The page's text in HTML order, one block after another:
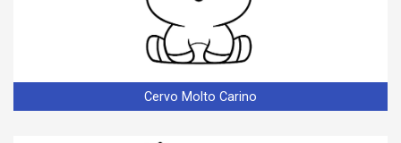
Cervo Molto Carino